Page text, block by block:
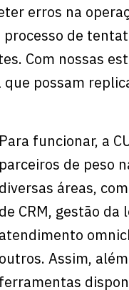
erros na
de
Com nossas
possam
Para funcionar, a
parceiros de peso
diversas áreas,
de CRM, gestão da
atendimento
outros. Assim,
ferramentas